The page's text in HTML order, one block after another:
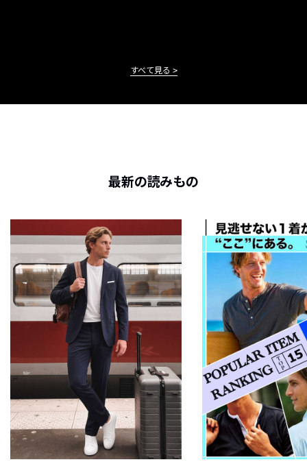
すべて見る
最新の読みもの